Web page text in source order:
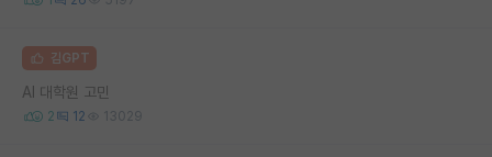
김GPT
AI 대학원 고민
2 12 13029